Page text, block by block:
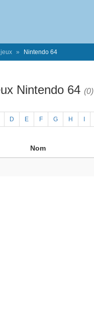
Nintendo 64
Nintendo 64 (0)
D E F G H
Nom